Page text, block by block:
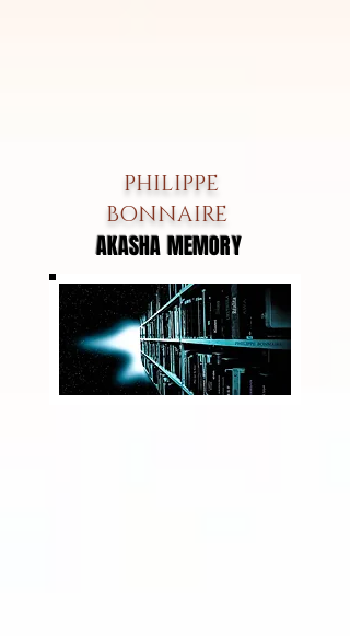
PHILIPPE
BONNAIRE
AKASHA MEMORY